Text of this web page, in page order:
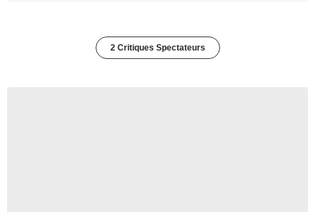
2 Critiques Spectateurs